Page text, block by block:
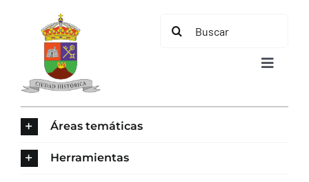
contenido
Buscar:
Toggle
Áreas temáticas
Herramientas